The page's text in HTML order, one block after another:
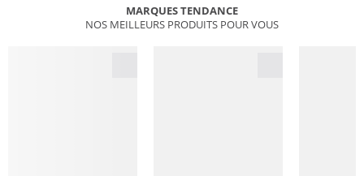
MARQUES TENDANCE
NOS MEILLEURS PRODUITS POUR VOUS